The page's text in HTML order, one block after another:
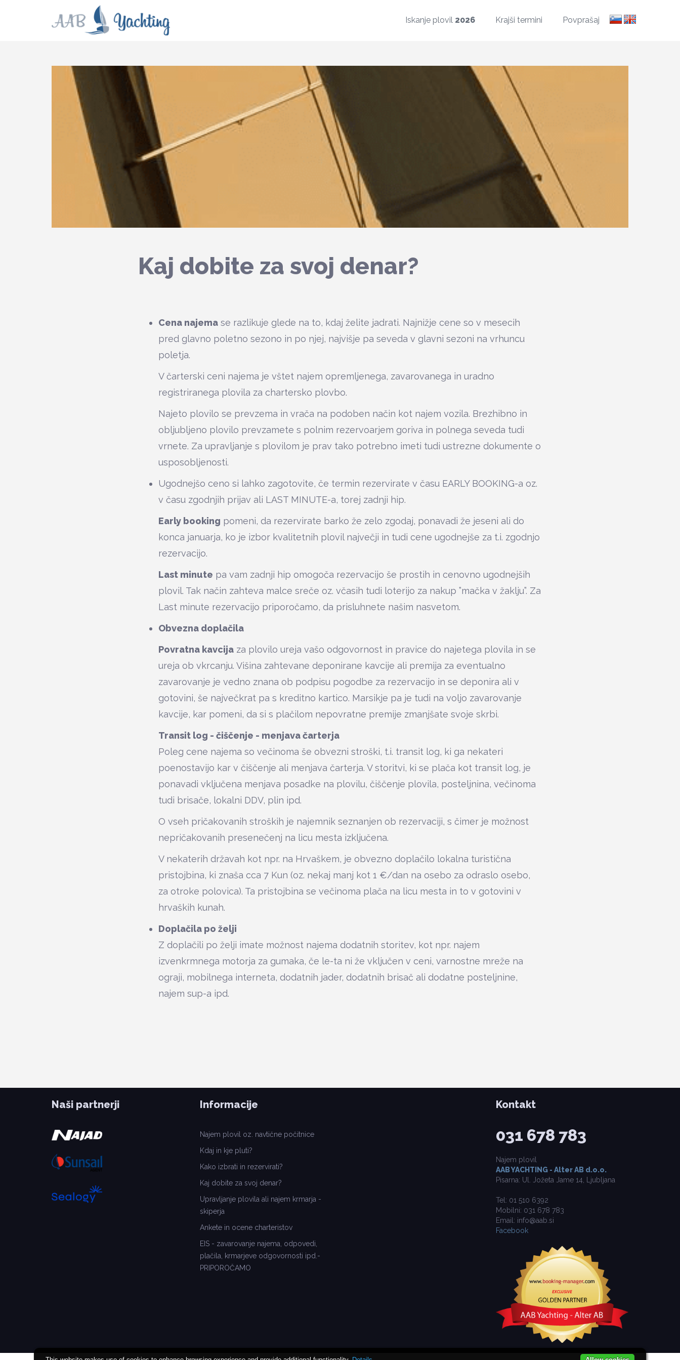
Iskanje plovil 2026 Krajši termini Povprašaj
Kaj dobite za svoj denar?
Cena najema se razlikuje glede na to, kdaj želite jadrati. Najnižje cene so v mesecih
pred glavno poletno sezono in po njej, najvišje pa seveda v glavni sezoni na vrhuncu
poletja.
V čarterski ceni najema je vštet najem opremljenega, zavarovanega in uradno
registriranega plovila za chartersko plovbo.
Najeto plovilo se prevzema in vrača na podoben način kot najem vozila. Brezhibno in
obljubljeno plovilo prevzamete s polnim rezervoarjem goriva in polnega seveda tudi
vrnete. Za upravljanje s plovilom je prav tako potrebno imeti tudi ustrezne dokumente o
usposobljenosti.
Ugodnejšo ceno si lahko zagotovite, če termin rezervirate v času EARLY BOOKING-a oz.
v času zgodnjih prijav ali LAST MINUTE-a, torej zadnji hip.
Early booking pomeni, da rezervirate barko že zelo zgodaj, ponavadi že jeseni ali do
konca januarja, ko je izbor kvalitetnih plovil največji in tudi cene ugodnejše za t.i. zgodnjo
rezervacijo.
Last minute pa vam zadnji hip omogoča rezervacijo še prostih in cenovno ugodnejših
plovil. Tak način zahteva malce sreče oz. včasih tudi loterijo za nakup ”mačka v žaklju”. Za
Last minute rezervacijo priporočamo, da prisluhnete našim nasvetom.
Obvezna doplačila
Povratna kavcija za plovilo ureja vašo odgovornost in pravice do najetega plovila in se
ureja ob vkrcanju. Višina zahtevane deponirane kavcije ali premija za eventualno
zavarovanje je vedno znana ob podpisu pogodbe za rezervacijo in se deponira ali v
gotovini, še največkrat pa s kreditno kartico. Marsikje pa je tudi na voljo zavarovanje
kavcije, kar pomeni, da si s plačilom nepovratne premije zmanjšate svoje skrbi.
Transit log - čiščenje - menjava čarterja
Poleg cene najema so večinoma še obvezni stroški, t.i. transit log, ki ga nekateri
poenostavijo kar v čiščenje ali menjava čarterja. V storitvi, ki se plača kot transit log, je
ponavadi vključena menjava posadke na plovilu, čiščenje plovila, posteljnina, večinoma
tudi brisače, lokalni DDV, plin ipd.
O vseh pričakovanih stroških je najemnik seznanjen ob rezervaciji, s čimer je možnost
nepričakovanih presenečenj na licu mesta izključena.
V nekaterih državah kot npr. na Hrvaškem, je obvezno doplačilo lokalna turistična
pristojbina, ki znaša cca 7 Kun (oz. nekaj manj kot 1 €/dan na osebo za odraslo osebo,
za otroke polovica). Ta pristojbina se večinoma plača na licu mesta in to v gotovini v
hrvaških kunah.
Doplačila po želji
Z doplačili po želji imate možnost najema dodatnih storitev, kot npr. najem
izvenkrmnega motorja za gumaka, če le-ta ni že vključen v ceni, varnostne mreže na
ograji, mobilnega interneta, dodatnih jader, dodatnih brisač ali dodatne posteljnine,
najem sup-a ipd.
Naši partnerji Informacije
Najem plovil oz. navtične počitnice
Kdaj in kje pluti?
Kako izbrati in rezervirati?
Kaj dobite za svoj denar?
Upravljanje plovila ali najem krmarja -
skiperja
Ankete in ocene charteristov
EIS - zavarovanje najema, odpovedi,
plačila, krmarjeve odgovornosti ipd.-
PRIPOROČAMO
Kontakt
031 678 783
Najem plovil
AAB YACHTING - Alter AB d.o.o.
Pisarna: Ul. Jožeta Jame 14, Ljubljana
Tel: 01 510 6392
Mobilni: 031 678 783
Email: info@aab.si
Facebook